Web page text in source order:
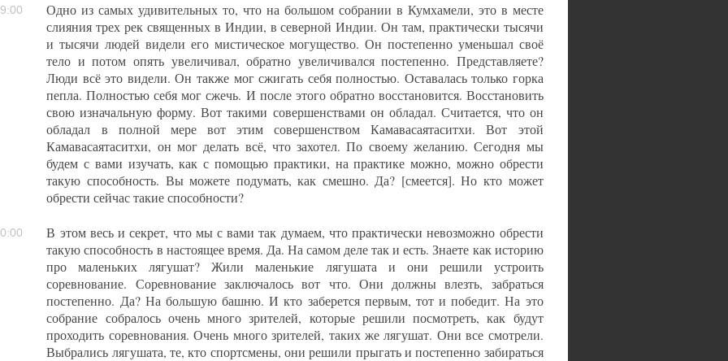
Одно из самых удивительных то, что на большом собрании в Кумхамели, это в месте
слияния трех рек священных в Индии, в северной Индии. Он там, практически тысячи
и тысячи людей видели его мистическое могущество. Он постепенно уменьшал своё
тело и потом опять увеличивал, обратно увеличивался постепенно. Представляете?
Люди всё это видели. Он также мог сжигать себя полностью. Оставалась только горка
пепла. Полностью себя мог сжечь. И после этого обратно восстановится. Восстановить
свою изначальную форму. Вот такими совершенствами он обладал. Считается, что он
обладал в полной мере вот этим совершенством Камавасаятаситхи. Вот этой
Камавасаятаситхи, он мог делать всё, что захотел. По своему желанию. Сегодня мы
будем с вами изучать, как с помощью практики, на практике можно, можно обрести
такую способность. Вы можете подумать, как смешно. Да? [смеется]. Но кто может
обрести сейчас такие способности?
В этом весь и секрет, что мы с вами так думаем, что практически невозможно обрести
такую способность в настоящее время. Да. На самом деле так и есть. Знаете как историю
про маленьких лягушат? Жили маленькие лягушата и они решили устроить
соревнование. Соревнование заключалось вот что. Они должны влезть, забраться
постепенно. Да? На большую башню. И кто заберется первым, тот и победит. На это
собрание собралось очень много зрителей, которые решили посмотреть, как будут
проходить соревнования. Очень много зрителей, таких же лягушат. Они все смотрели.
Выбрались лягушата, те, кто спортсмены, они решили прыгать и постепенно забираться